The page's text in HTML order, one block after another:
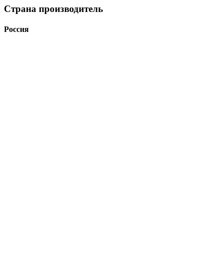
Страна производитель
Россия